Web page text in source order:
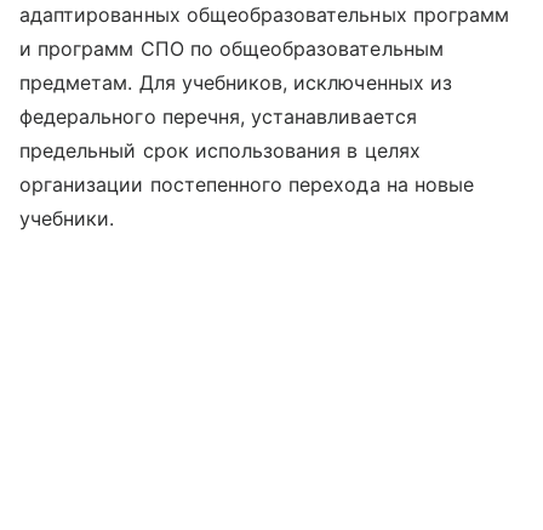
адаптированных общеобразовательных программ
и программ СПО по общеобразовательным
предметам. Для учебников, исключенных из
федерального перечня, устанавливается
предельный срок использования в целях
организации постепенного перехода на новые
учебники.